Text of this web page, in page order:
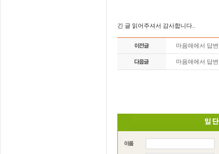
긴 글 읽어주셔서 감사합니다..
마음애에서 답
마음애에서 답